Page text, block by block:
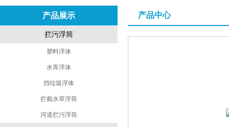
产品展示
拦污浮筒
塑料浮体
水库浮体
挡垃圾浮体
拦截水草浮筒
河道拦污浮筒
产品中心